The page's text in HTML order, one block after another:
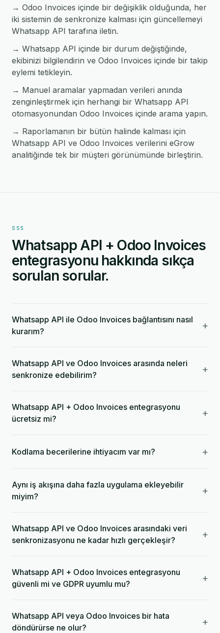
→ Odoo Invoices içinde bir değişiklik olduğunda, her
iki sistemin de senkronize kalması için güncellemeyi
Whatsapp API tarafına iletin.
→ Whatsapp API içinde bir durum değiştiğinde,
ekibinizi bilgilendirin ve Odoo Invoices içinde bir takip
eylemi tetikleyin.
→ Manuel aramalar yapmadan verileri anında
zenginleştirmek için herhangi bir Whatsapp API
otomasyonundan Odoo Invoices içinde arama yapın.
→ Raporlamanın bir bütün halinde kalması için
Whatsapp API ve Odoo Invoices verilerini eGrow
analitiğinde tek bir müşteri görünümünde birleştirin.
SSS
Whatsapp API + Odoo Invoices
entegrasyonu hakkında sıkça
sorulan sorular.
Whatsapp API ile Odoo Invoices bağlantısını nasıl
kurarım?
+
Whatsapp API ve Odoo Invoices arasında neleri
senkronize edebilirim?
+
Whatsapp API + Odoo Invoices entegrasyonu
ücretsiz mi?
+
Kodlama becerilerine ihtiyacım var mı? +
Aynı iş akışına daha fazla uygulama ekleyebilir
miyim?
+
Whatsapp API ve Odoo Invoices arasındaki veri
senkronizasyonu ne kadar hızlı gerçekleşir?
+
Whatsapp API + Odoo Invoices entegrasyonu
güvenli mi ve GDPR uyumlu mu?
+
Whatsapp API veya Odoo Invoices bir hata
döndürürse ne olur?
+